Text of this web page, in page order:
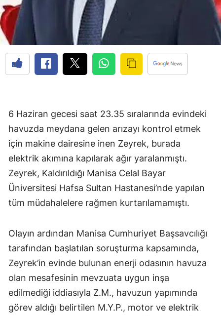
6 Haziran gecesi saat 23.35 sıralarında evindeki
havuzda meydana gelen arızayı kontrol etmek
için makine dairesine inen Zeyrek, burada
elektrik akımına kapılarak ağır yaralanmıştı.
Zeyrek, Kaldırıldığı Manisa Celal Bayar
Üniversitesi Hafsa Sultan Hastanesi’nde yapılan
tüm müdahalelere rağmen kurtarılamamıştı.
Olayın ardından Manisa Cumhuriyet Başsavcılığı
tarafından başlatılan soruşturma kapsamında,
Zeyrek’in evinde bulunan enerji odasının havuza
olan mesafesinin mevzuata uygun inşa
edilmediği iddiasıyla Z.M., havuzun yapımında
görev aldığı belirtilen M.Y.P., motor ve elektrik